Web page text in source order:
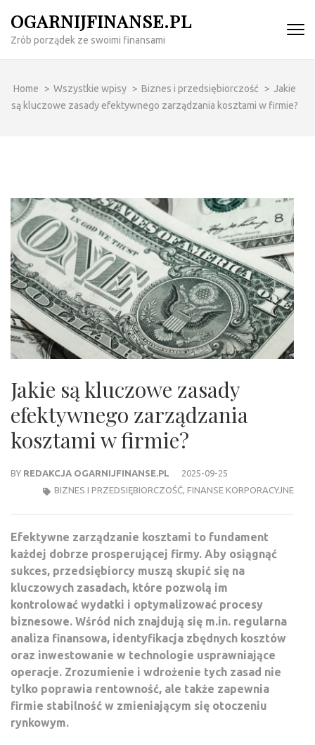
content
OGARNIJFINANSE.PL
Zrób porządek ze swoimi finansami
Home > Wszystkie wpisy > Biznes i przedsiębiorczość > Jakie
są kluczowe zasady efektywnego zarządzania kosztami w firmie?
Jakie są kluczowe zasady
efektywnego zarządzania
kosztami w firmie?
BY REDAKCJA OGARNIJFINANSE.PL
2025-09-25
BIZNES I PRZEDSIĘBIORCZOŚĆ, FINANSE KORPORACYJNE
Efektywne zarządzanie kosztami to fundament
każdej dobrze prosperującej firmy. Aby osiągnąć
sukces, przedsiębiorcy muszą skupić się na
kluczowych zasadach, które pozwolą im
kontrolować wydatki i optymalizować procesy
biznesowe. Wśród nich znajdują się m.in. regularna
analiza finansowa, identyfikacja zbędnych kosztów
oraz inwestowanie w technologie usprawniające
operacje. Zrozumienie i wdrożenie tych zasad nie
tylko poprawia rentowność, ale także zapewnia
firmie stabilność w zmieniającym się otoczeniu
rynkowym.